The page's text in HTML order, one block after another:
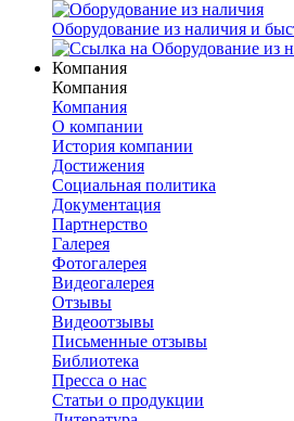
Оборудование из наличия и
Компания
Компания
Компания
О компании
История компании
Достижения
Социальная политика
Документация
Партнерство
Галерея
Фотогалерея
Видеогалерея
Отзывы
Видеоотзывы
Письменные отзывы
Библиотека
Пресса о нас
Статьи о продукции